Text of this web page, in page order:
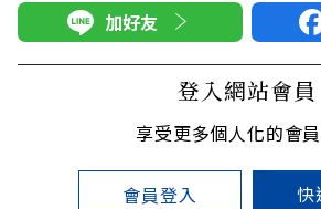
加好友
登入網站會員
享受更多個人化的會
會員登入 快